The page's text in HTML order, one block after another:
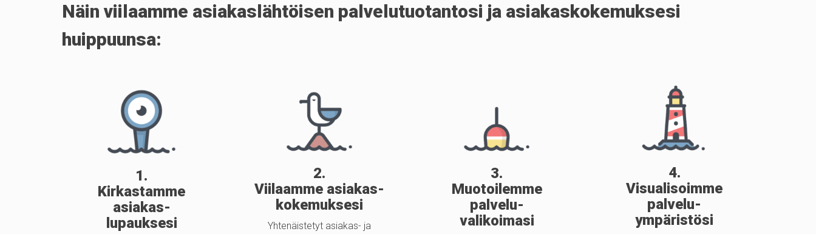
Näin viilaamme asiakaslähtöisen palvelutuotantosi ja asiakaskokemuksesi
huippuunsa:
1.
Kirkastamme
asiakas-
lupauksesi
2.
Viilaamme asiakas-
kokemuksesi
Yhtenäistetyt asiakas- ja
3.
Muotoilemme
palvelu-
valikoimasi
4.
Visualisoimme
palvelu-
ympäristösi